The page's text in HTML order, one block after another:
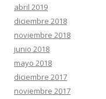
abril 2019
diciembre 2018
noviembre 2018
junio 2018
mayo 2018
diciembre 2017
noviembre 2017